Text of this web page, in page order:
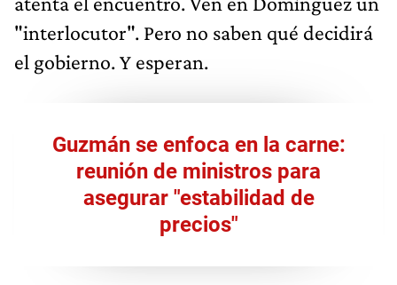
"interlocutor". Pero no saben qué decidirá
el gobierno. Y esperan.
Guzmán se enfoca en la carne:
reunión de ministros para
asegurar "estabilidad de
precios"